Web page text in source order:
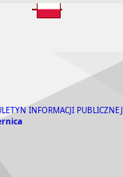
INFORMACJI PUBLICZNEJ